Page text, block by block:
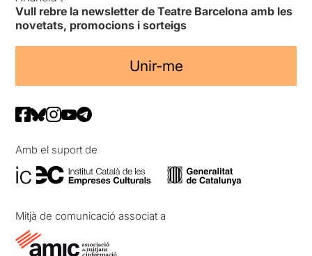
Vull rebre la newsletter de Teatre Barcelona amb les
novetats, promocions i sorteigs
Unir-me
Amb el suport de
Mitjà de comunicació associat a